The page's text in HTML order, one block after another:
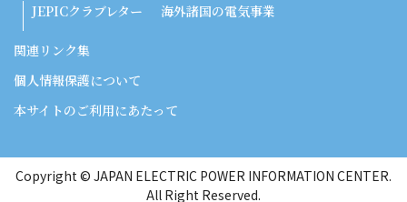
JEPICクラブレター
海外諸国の電気事業
関連リンク集
個人情報保護について
本サイトのご利用にあたって
Copyright © JAPAN ELECTRIC POWER INFORMATION CENTER.
All Right Reserved.